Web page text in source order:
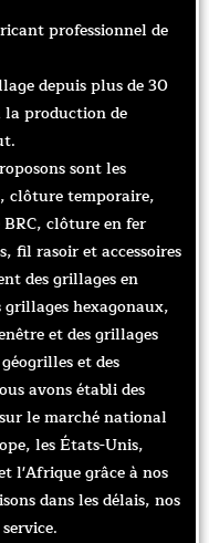
professionnel de
depuis plus de 30
la production de
sont les
clôture temporaire,
clôture en fer
fil rasoir et accessoires
des grillages en
grillages hexagonaux,
et des grillages
et des
avons établi des
le marché national
les États-Unis,
l'Afrique grâce à nos
dans les délais, nos